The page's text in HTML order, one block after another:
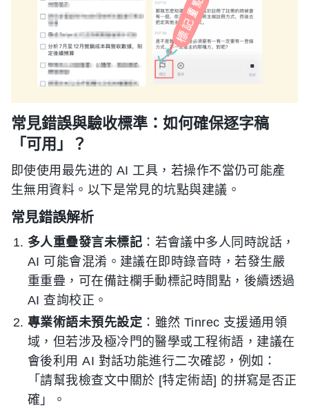
常見錯誤與驗收標準：如何確保逐字稿
「可用」？
即使使用最先进的 AI 工具，若操作不當仍可能產
生無用資料。以下是常見的坑點與建議。
常見錯誤解析
多人重疊發言未標記 ：若會議中多人同時說話，
AI 可能會混淆。建議在即時錄音時，若發生嚴
重重疊，可在備註欄手動標記時間點，後續透過
AI 查詢校正。
專業術語未預先設定：雖然 Tinrec 支援通用領
域，但若涉及極冷門的醫學或工程術語，建議在
會後利用 AI 對話功能進行二次確認，例如：
「請幫我檢查文中關於 [特定術語] 的拼寫是否正
確」。